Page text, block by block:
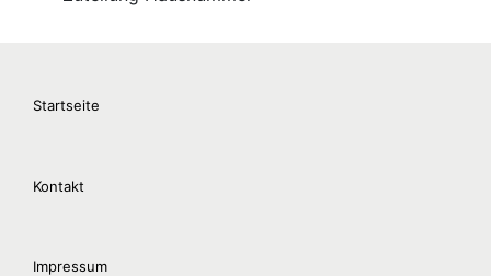
Startseite
Kontakt
Impressum